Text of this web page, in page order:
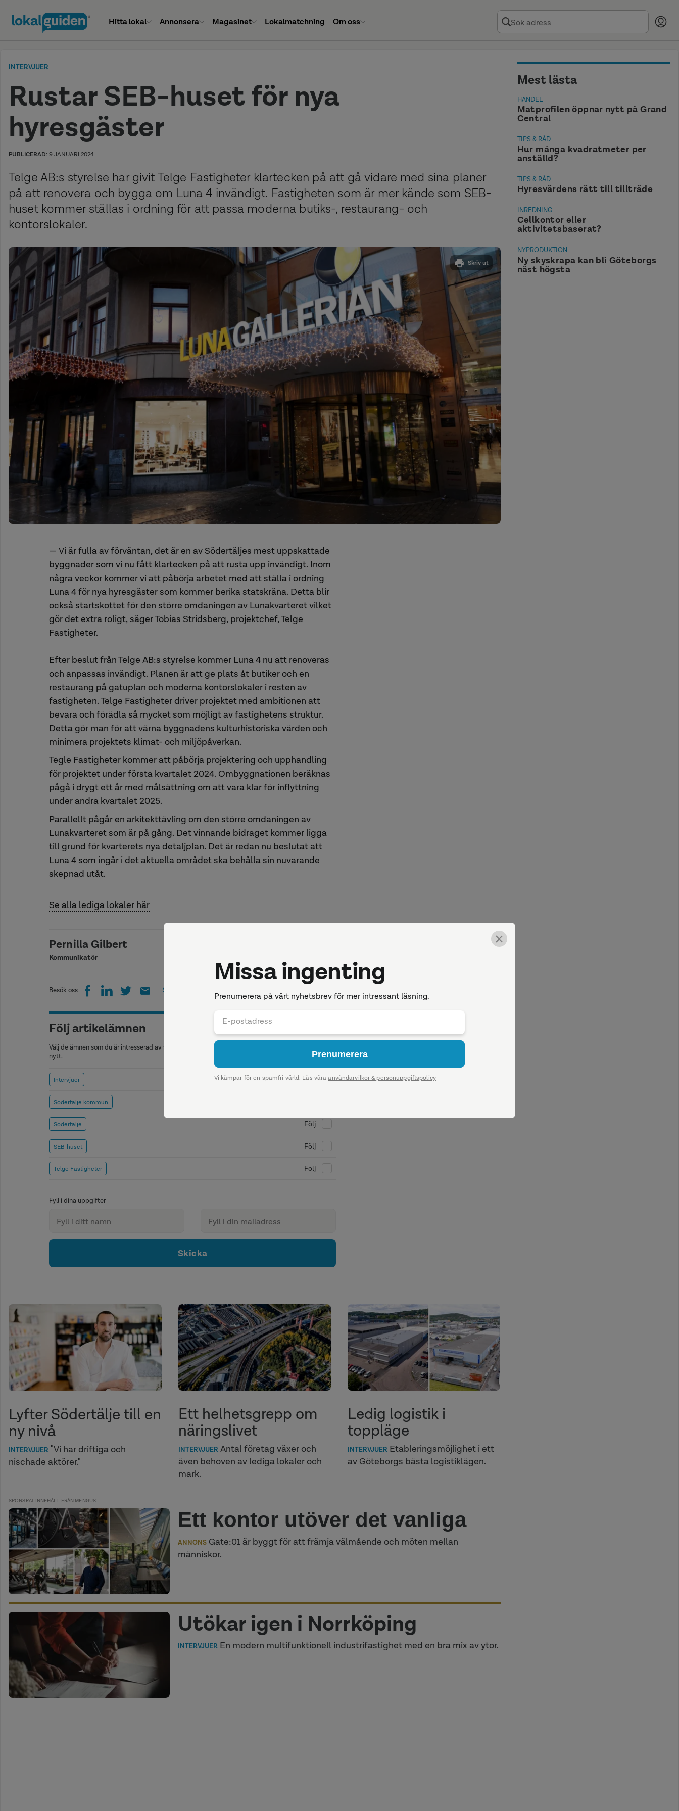
Hitta lokal Annonsera Magasinet Lokalmatchning Om oss
INTERVJUER
Rustar SEB-huset för nya
hyresgäster
PUBLICERAD:9 JANUARI 2024
Telge AB:s styrelse har givit Telge Fastigheter klartecken på att gå vidare med sina planer
på att renovera och bygga om Luna 4 invändigt. Fastigheten som är mer kände som SEB-
huset kommer ställas i ordning för att passa moderna butiks-, restaurang- och
kontorslokaler.
Skriv ut
— Vi är fulla av förväntan, det är en av Södertäljes mest uppskattade
byggnader som vi nu fått klartecken på att rusta upp invändigt. Inom
några veckor kommer vi att påbörja arbetet med att ställa i ordning
Luna 4 för nya hyresgäster som kommer berika statskräna. Detta blir
också startskottet för den större omdaningen av Lunakvarteret vilket
gör det extra roligt, säger Tobias Stridsberg, projektchef, Telge
Fastigheter.
Efter beslut från Telge AB:s styrelse kommer Luna 4 nu att renoveras
och anpassas invändigt. Planen är att ge plats åt butiker och en
restaurang på gatuplan och moderna kontorslokaler i resten av
fastigheten. Telge Fastigheter driver projektet med ambitionen att
bevara och förädla så mycket som möjligt av fastighetens struktur.
Detta gör man för att värna byggnadens kulturhistoriska värden och
minimera projektets klimat- och miljöpåverkan.
Tegle Fastigheter kommer att påbörja projektering och upphandling
för projektet under första kvartalet 2024. Ombyggnationen beräknas
pågå i drygt ett år med målsättning om att vara klar för inflyttning
under andra kvartalet 2025.
Parallellt pågår en arkitekttävling om den större omdaningen av
Lunakvarteret som är på gång. Det vinnande bidraget kommer ligga
till grund för kvarterets nya detaljplan. Det är redan nu beslutat att
Luna 4 som ingår i det aktuella området ska behålla sin nuvarande
skepnad utåt.
Se alla lediga lokaler här
Pernilla Gilbert
Kommunikatör
Besök oss Skriv ut
Följ artikelämnen
Välj de ämnen som du är intresserad av så kommer vi att meddela dig när vi publicerar någonting
nytt.
Intervjuer Följ
Södertälje kommun
Södertälje Följ
SEB-huset Följ
Telge Fastigheter Följ
Fyll i dina uppgifter
Skicka
Lyfter Södertälje till en
ny nivå
INTERVJUER "Vi har driftiga och
nischade aktörer."
Ett helhetsgrepp om
näringslivet
INTERVJUER Antal företag växer och
även behoven av lediga lokaler och
mark.
Ledig logistik i
toppläge
INTERVJUER Etableringsmöjlighet i ett
av Göteborgs bästa logistiklägen.
SPONSRAT INNEHÅLL FRÅN MENGUS
Ett kontor utöver det vanliga
ANNONS Gate:01 är byggt för att främja välmående och möten mellan
människor.
Utökar igen i Norrköping
INTERVJUER En modern multifunktionell industrifastighet med en bra mix av ytor.
Mest lästa
HANDEL
Matprofilen öppnar nytt på Grand
Central
TIPS & RÅD
Hur många kvadratmeter per
anställd?
TIPS & RÅD
Hyresvärdens rätt till tillträde
INREDNING
Cellkontor eller
aktivitetsbaserat?
NYPRODUKTION
Ny skyskrapa kan bli Göteborgs
näst högsta